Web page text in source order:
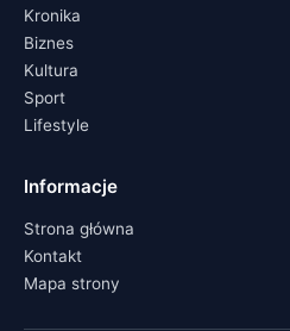
Kronika
Biznes
Kultura
Sport
Lifestyle
Informacje
Strona główna
Kontakt
Mapa strony